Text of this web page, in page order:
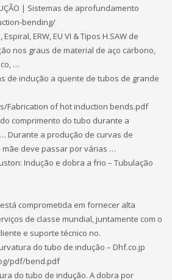
| Sistemas de aprofundamento
bending/
ERW, EU VI & Tipos H.SAW de
nos graus de material de aço carbono,
…
de indução a quente de tubos de grande
Fabrication of hot induction bends.pdf
comprimento do tubo durante a
Durante a produção de curvas de
deve passar por várias …
Indução e dobra a frio – Tubulação
comprometida em fornecer alta
de classe mundial, juntamente com o
e suporte técnico no.
do tubo de indução – Dhf.co.jp
pdf/bend.pdf
do tubo de indução. A dobra por